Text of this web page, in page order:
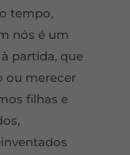
tempo,
nós é um
partida, que
ou merecer
filhas e